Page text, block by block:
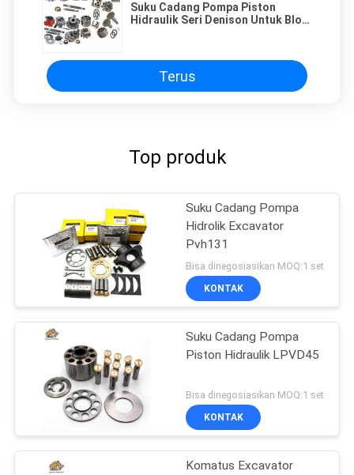
Suku Cadang Pompa Piston
Hidraulik Seri Denison Untuk Blok
Terus
Top produk
Suku Cadang Pompa
Hidrolik Excavator
Pvh131
Bisa dinegosiasikan MOQ:1 set
KONTAK
Suku Cadang Pompa
Piston Hidraulik LPVD45
Bisa dinegosiasikan MOQ:1 set
KONTAK
Komatus Excavator